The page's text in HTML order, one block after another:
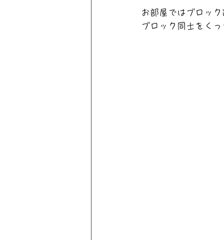
お部屋ではブロック
ブロック同士をく